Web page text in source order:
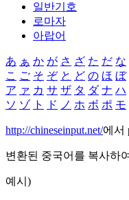
일반기호
로마자
아랍어
あ ぁ か が さ ざ た だ な
こ ご そ ぞ と ど の ほ ぼ
ア ァ カ サ ザ タ ダ ナ ハ
ソ ゾ ト ド ノ ホ ボ ポ モ
http://chineseinput.net/에서
변환된 중국어를 복사하
예시)